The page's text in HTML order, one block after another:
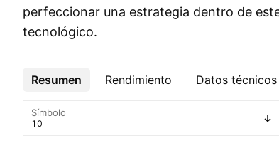
perfeccionar una estrategia dentro de
tecnológico.
Resumen Rendimiento Datos técnicos
Más
Símbolo